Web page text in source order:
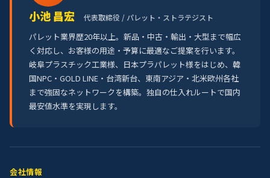
小池 昌宏 代表取締役 / パレット・ストラテジスト
パレット業界歴20年以上。新品・中古・輸出・大型まで幅広
く対応し、お客様の用途・予算に最適なご提案を行います。
岐阜プラスチック工業様、日本プラパレット様をはじめ、韓
国NPC・GOLD LINE・台湾新台、東南アジア・北米欧州各社
まで強固なネットワークを構築。独自の仕入れルートで国内
最安値水準を実現します。
会社情報